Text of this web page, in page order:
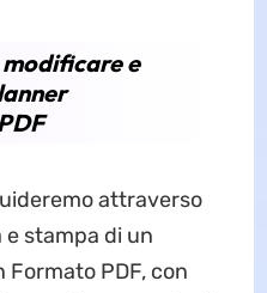
e
attraverso
e stampa di un
PDF, con